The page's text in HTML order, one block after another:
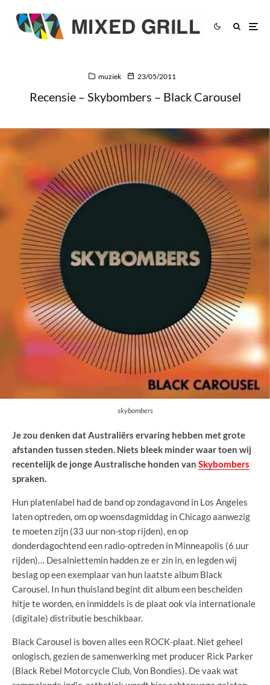
muziek 23/05/2011
Recensie – Skybombers – Black Carousel
skybombers
Je zou denken dat Australiërs ervaring hebben met grote
afstanden tussen steden. Niets bleek minder waar toen wij
recentelijk de jonge Australische honden van Skybombers
spraken.
Hun platenlabel had de band op zondagavond in Los Angeles
laten optreden, om op woensdagmiddag in Chicago aanwezig
te moeten zijn (33 uur non-stop rijden), en op
donderdagochtend een radio-optreden in Minneapolis (6 uur
rijden)… Desalniettemin hadden ze er zin in, en legden wij
beslag op een exemplaar van hun laatste album Black
Carousel. In hun thuisland begint dit album een bescheiden
hitje te worden, en inmiddels is de plaat ook via internationale
(digitale) distributie beschikbaar.
Black Carousel is boven alles een ROCK-plaat. Niet geheel
onlogisch, gezien de samenwerking met producer Rick Parker
(Black Rebel Motorcycle Club, Von Bondies). De vaak wat